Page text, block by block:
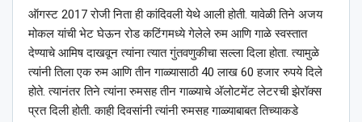
ऑगस्ट 2017 रोजी निता ही कांदिवली येथे आली होती. यावेळी तिने अजय
मोकल यांची भेट घेऊन रोड कटिंगमध्ये गेलेले रुम आणि गाळे स्वस्तात
देण्याचे आमिष दाखवून त्यांना त्यात गुंतवणुकीचा सल्ला दिला होता. त्यामुळे
त्यांनी तिला एक रुम आणि तीन गाळ्यासाठी 40 लाख 60 हजार रुपये दिले
होते. त्यानंतर तिने त्यांना रुमसह तीन गाळ्याचे अ‍ॅलोटमेंट लेटरची झेरॉक्स
प्रत दिली होती. काही दिवसांनी त्यांनी रुमसह गाळ्याबाबत तिच्याकडे